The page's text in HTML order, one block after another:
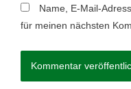
Name, E-Mail-
für meinen nächsten